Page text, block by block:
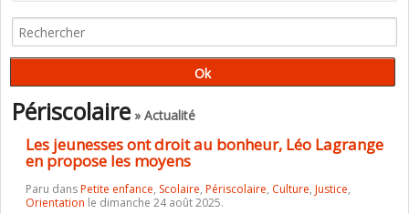
Périscolaire» Actualité
Les jeunesses ont droit au bonheur, Léo Lagrange
en propose les moyens
Paru dansPetite enfance, Scolaire, Périscolaire, Culture, Justice,
Orientation le dimanche 24 août 2025.